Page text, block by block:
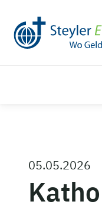
05.05.2026